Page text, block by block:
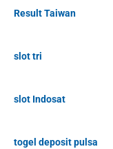
Result Taiwan
slot tri
slot Indosat
togel deposit pulsa